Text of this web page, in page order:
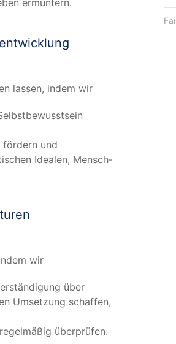
ermuntern.
las­sen, indem wir
för­dern und
Idea­len, Mensch­
wir
über
Umset­zung schaffen,
überprüfen.